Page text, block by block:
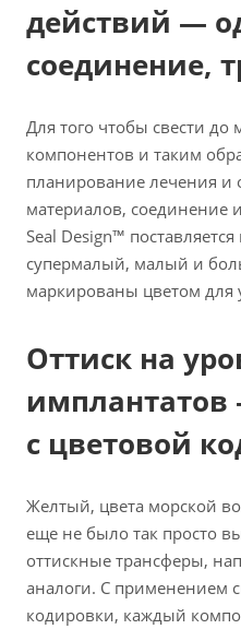
действий —
соединение,
Для того чтобы свести
компонентов и таким
планирование лечения и
материалов, соединение
Seal Design™
супермалый, малый и
маркированы цветом для
Оттиск на
с цветовой
Желтый, цвета морской
еще не было так просто
оттискные трансферы,
аналоги. С применением
кодировки, каждый